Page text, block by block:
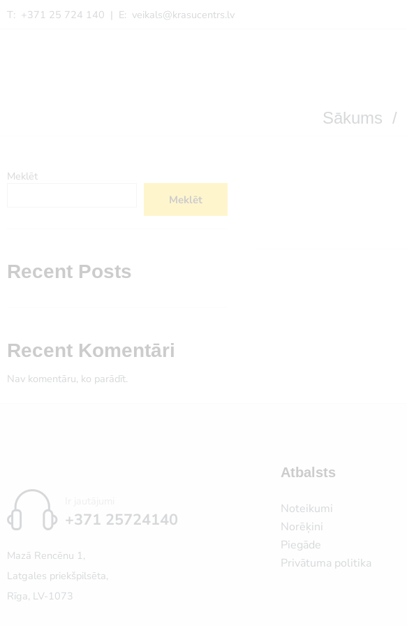
T: +371 25 724 140 | E: veikals@krasucentrs.lv
Sākums /
Meklēt
Meklēt
Recent Posts
Recent Komentāri
Nav komentāru, ko parādīt.
+371 25724140
Mazā Rencēnu 1,
Latgales priekšpilsēta,
Rīga, LV-1073
Atbalsts
Noteikumi
Norēķini
Piegāde
Privātuma politika